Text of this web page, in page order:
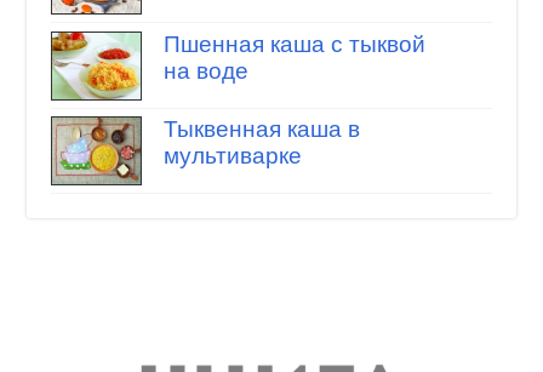
Пшенная каша с тыквой
на воде
Тыквенная каша в
мультиварке